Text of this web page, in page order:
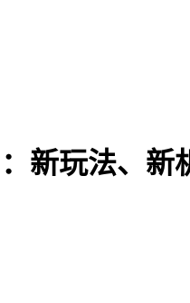
新玩法、新